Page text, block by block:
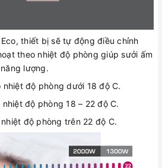
thiết bị sẽ tự động điều chỉnh
theo nhiệt độ phòng giúp sưởi ấm
lượng.
độ phòng dưới 18 độ C.
độ phòng 18 – 22 độ C.
độ phòng trên 22 độ C.